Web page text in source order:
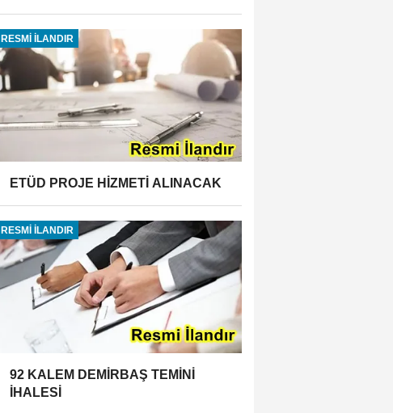
RESMİ İLANDIR
ETÜD PROJE HİZMETİ ALINACAK
RESMİ İLANDIR
92 KALEM DEMİRBAŞ TEMİNİ
İHALESİ